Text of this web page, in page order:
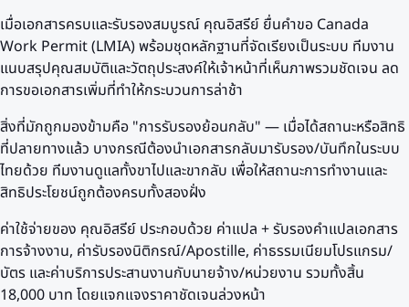
เมื่อเอกสารครบและรับรองสมบูรณ์ คุณอิสรีย์ ยื่นคำขอ Canada
Work Permit (LMIA) พร้อมชุดหลักฐานที่จัดเรียงเป็นระบบ ทีมงาน
แนบสรุปคุณสมบัติและวัตถุประสงค์ให้เจ้าหน้าที่เห็นภาพรวมชัดเจน ลด
การขอเอกสารเพิ่มที่ทำให้กระบวนการล่าช้า
สิ่งที่มักถูกมองข้ามคือ "การรับรองย้อนกลับ" — เมื่อได้สถานะหรือสิทธิ
ที่ปลายทางแล้ว บางกรณีต้องนำเอกสารกลับมารับรอง/บันทึกในระบบ
ไทยด้วย ทีมงานดูแลทั้งขาไปและขากลับ เพื่อให้สถานะการทำงานและ
สิทธิประโยชน์ถูกต้องครบทั้งสองฝั่ง
ค่าใช้จ่ายของ คุณอิสรีย์ ประกอบด้วย ค่าแปล + รับรองคำแปลเอกสาร
การจ้างงาน, ค่ารับรองนิติกรณ์/Apostille, ค่าธรรมเนียมโปรแกรม/
บัตร และค่าบริการประสานงานกับนายจ้าง/หน่วยงาน รวมทั้งสิ้น
18,000 บาท โดยแจกแจงราคาชัดเจนล่วงหน้า